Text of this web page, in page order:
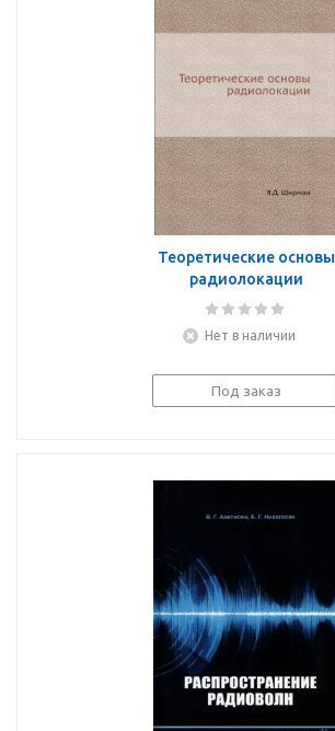
Теоретические основы
радиолокации
Нет в наличии
Под заказ